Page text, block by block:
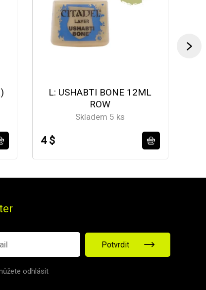
L: USHABTI BONE 12ML
ROW
Skladem 5 ks
4 $
Potvrdit
odhlásit